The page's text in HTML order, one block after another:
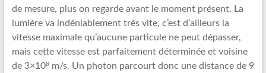
de mesure, plus on regarde avant le moment présent. La
lumière va indéniablement très vite, c’est d’ailleurs la
vitesse maximale qu’aucune particule ne peut dépasser,
mais cette vitesse est parfaitement déterminée et voisine
de 3×108m/s. Un photon parcourt donc une distance de 9